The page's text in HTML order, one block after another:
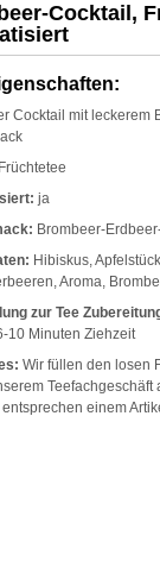
Cocktail,
Cocktail mit leckerem
Früchtetee
ja
Brombeer-
Hibiskus,
Aroma,
zur Tee
10 Minuten Ziehzeit
Wir füllen den losen
einem